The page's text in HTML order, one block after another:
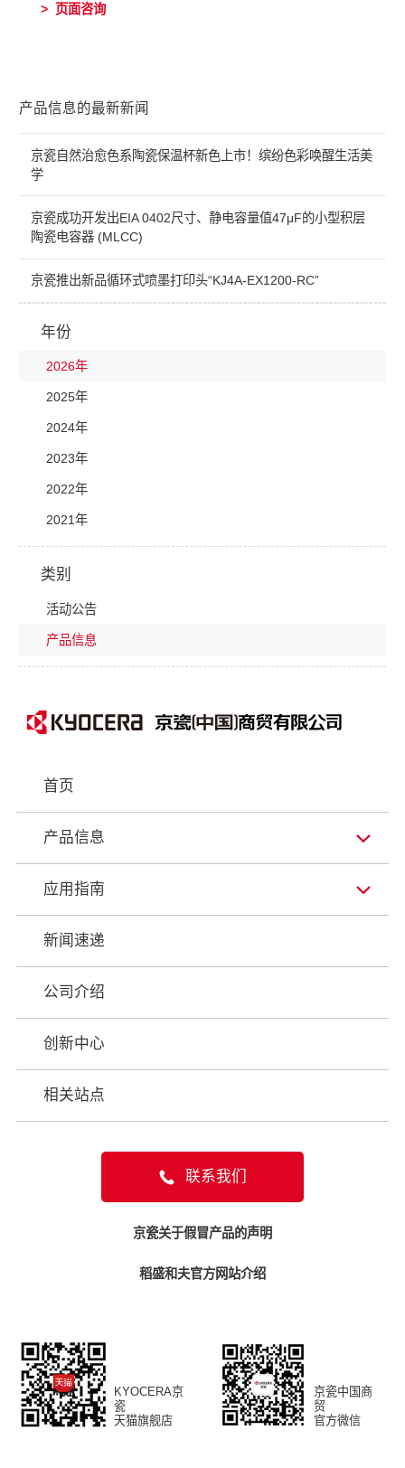
> 页面咨询
产品信息的最新新闻
京瓷自然治愈色系陶瓷保温杯新色上市！缤纷色彩唤醒生活美
学
京瓷成功开发出EIA 0402尺寸、静电容量值47μF的小型积层
陶瓷电容器 (MLCC)
京瓷推出新品循环式喷墨打印头“KJ4A-EX1200-RC”
年份
2026年
2025年
2024年
2023年
2022年
2021年
类别
活动公告
产品信息
首页
产品信息
应用指南
新闻速递
公司介绍
创新中心
相关站点
联系我们
京瓷关于假冒产品的声明
稻盛和夫官方网站介绍
KYOCERA京
瓷
天猫旗舰店
京瓷中国商
贸
官方微信